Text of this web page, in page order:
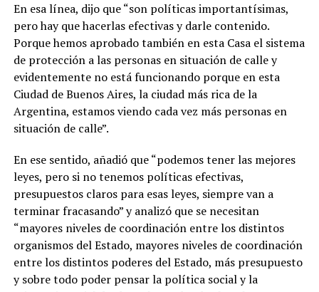
En esa línea, dijo que “son políticas importantísimas,
pero hay que hacerlas efectivas y darle contenido.
Porque hemos aprobado también en esta Casa el sistema
de protección a las personas en situación de calle y
evidentemente no está funcionando porque en esta
Ciudad de Buenos Aires, la ciudad más rica de la
Argentina, estamos viendo cada vez más personas en
situación de calle”.
En ese sentido, añadió que “podemos tener las mejores
leyes, pero si no tenemos políticas efectivas,
presupuestos claros para esas leyes, siempre van a
terminar fracasando” y analizó que se necesitan
“mayores niveles de coordinación entre los distintos
organismos del Estado, mayores niveles de coordinación
entre los distintos poderes del Estado, más presupuesto
y sobre todo poder pensar la política social y la